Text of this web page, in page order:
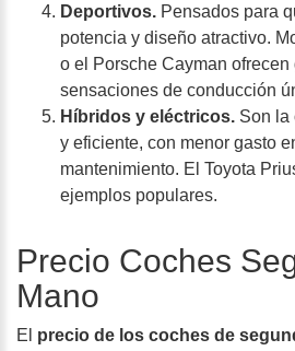
Deportivos. Pensados para
potencia y diseño atractivo.
o el Porsche Cayman
sensaciones de conducción
Híbridos y eléctricos. Son la
y eficiente, con menor gasto
mantenimiento. El Toyota
ejemplos populares.
Precio Coches
Mano
El precio de los coches de